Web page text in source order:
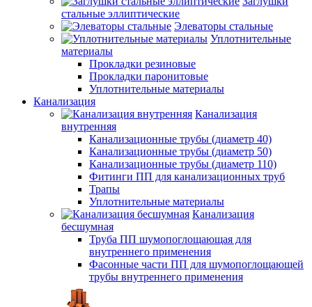
стальные эллиптические
Элеваторы стальные
Уплотнительные
материалы
Прокладки резиновые
Прокладки паронитовые
Уплотнительные материалы
Канализация
Канализация
внутренняя
Канализационные трубы (диаметр 40)
Канализационные трубы (диаметр 50)
Канализационные трубы (диаметр 110)
Фитинги ПП для канализационных труб
Трапы
Уплотнительные материалы
Канализация
бесшумная
Труба ПП шумопоглощающая для
внутреннего применения
Фасонные части ПП для шумопоглощающей
трубы внутреннего применения